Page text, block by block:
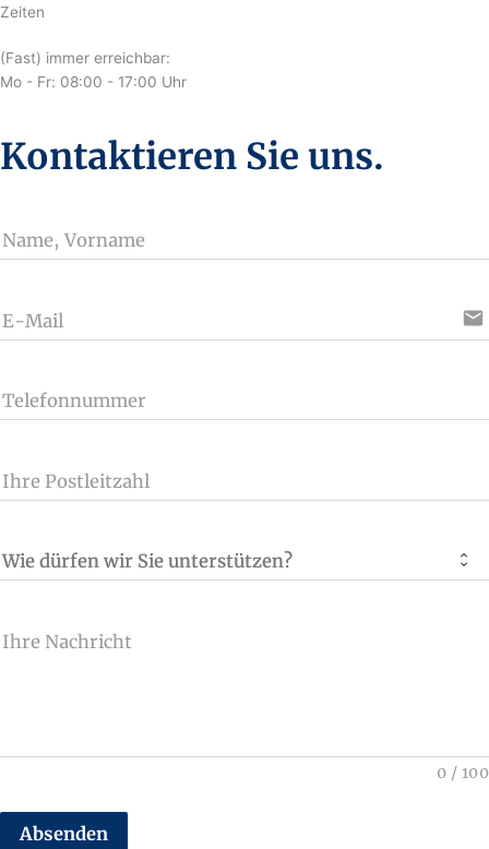
Zeiten
(Fast) immer erreichbar:
Mo - Fr: 08:00 - 17:00 Uhr
Kontaktieren Sie uns.
Name, Vorname
E-Mail email
Telefonnummer
Ihre Postleitzahl
Wie dürfen wir Sie unterstützen?
Ihre Nachricht
0 / 100
Absenden